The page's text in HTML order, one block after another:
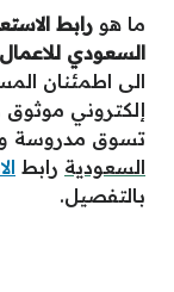
ما هو رابط
السعودي للاعمال
الى اطمئنان
إلكتروني موثوق
تسوق مدروسة
السعودية رابط
بالتفصيل.